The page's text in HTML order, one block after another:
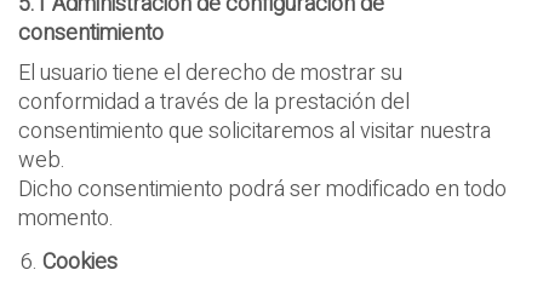
consentimiento
El usuario tiene el derecho de mostrar su
conformidad a través de la prestación del
consentimiento que solicitaremos al visitar nuestra
web.
Dicho consentimiento podrá ser modificado en todo
momento.
Cookies